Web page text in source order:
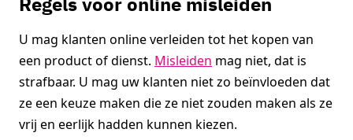
U mag klanten online verleiden tot het kopen van
een product of dienst. Misleiden mag niet, dat is
strafbaar. U mag uw klanten niet zo beïnvloeden dat
ze een keuze maken die ze niet zouden maken als ze
vrij en eerlijk hadden kunnen kiezen.